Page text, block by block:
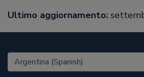
Ultimo aggiornamento:
United States (EN)